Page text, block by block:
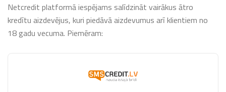
Netcredit platformā iespējams salīdzināt vairākus ātro
kredītu aizdevējus, kuri piedāvā aizdevumus arī klientiem no
18 gadu vecuma. Piemēram: